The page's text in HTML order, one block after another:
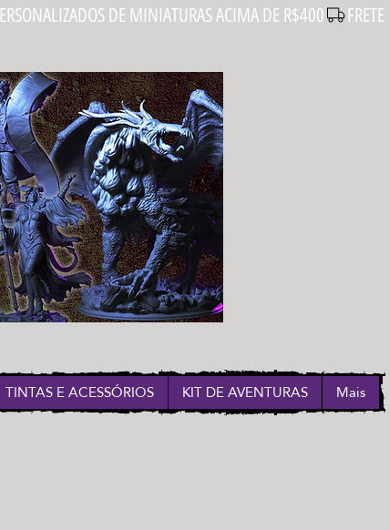
TINTAS E ACESSÓRIOS KIT DE AVENTURAS Mais